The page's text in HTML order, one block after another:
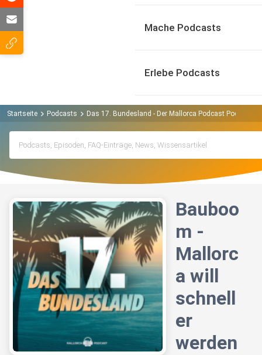
Mache Podcasts
Erlebe Podcasts
Startseite Podcasts Das 17. Bundesland - Der Mallorca Podcast Podcast
Bauboo
m -
Mallorc
a will
schnell
er
werden